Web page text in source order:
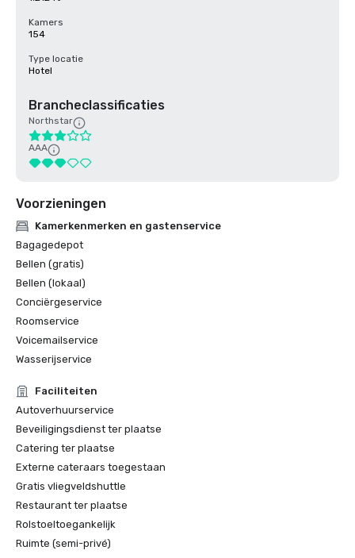
Kamers
154
Type locatie
Hotel
Brancheclassificaties
Northstar
AAA
Voorzieningen
Kamerkenmerken en gastenservice
Bagagedepot
Bellen (gratis)
Bellen (lokaal)
Conciërgeservice
Roomservice
Voicemailservice
Wasserijservice
Faciliteiten
Autoverhuurservice
Beveiligingsdienst ter plaatse
Catering ter plaatse
Externe cateraars toegestaan
Gratis vliegveldshuttle
Restaurant ter plaatse
Rolstoeltoegankelijk
Ruimte (semi-privé)